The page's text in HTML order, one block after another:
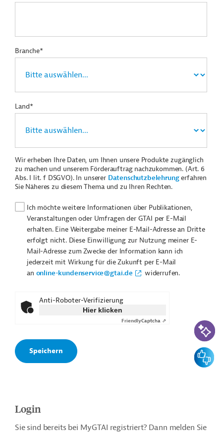
Branche*
Land*
Wir erheben Ihre Daten, um Ihnen unsere Produkte zugänglich
zu machen und unserem Förderauftrag nachzukommen. (Art. 6
Abs. I lit. f DSGVO). In unserer Datenschutzbelehrungerfahren
Sie Näheres zu diesem Thema und zu Ihren Rechten.
Ich möchte weitere Informationen über Publikationen,
Veranstaltungen oder Umfragen der GTAI per E-Mail
erhalten. Eine Weitergabe meiner E-Mail-Adresse an Dritte
erfolgt nicht. Diese Einwilligung zur Nutzung meiner E-
Mail-Adresse zum Zwecke der Information kann ich
jederzeit mit Wirkung für die Zukunft per E-Mail
an online-kundenservice@gtai.de widerrufen.
Anti-Roboter-Verifizierung
Hier klicken
FriendlyCaptcha ⇗
Login
Sie sind bereits bei MyGTAI registriert? Dann melden Sie
KI-